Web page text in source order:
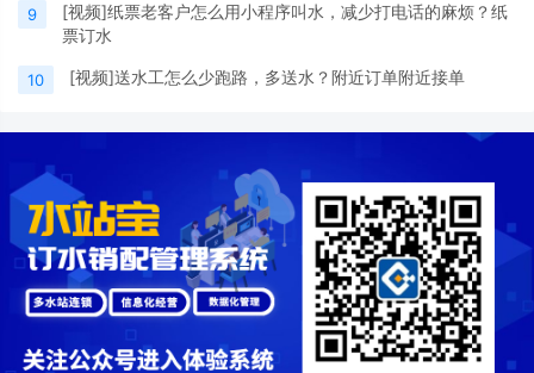
9
[视频]纸票老客户怎么用小程序叫水，减少打电话的麻烦？纸
票订水
10 [视频]送水工怎么少跑路，多送水？附近订单附近接单